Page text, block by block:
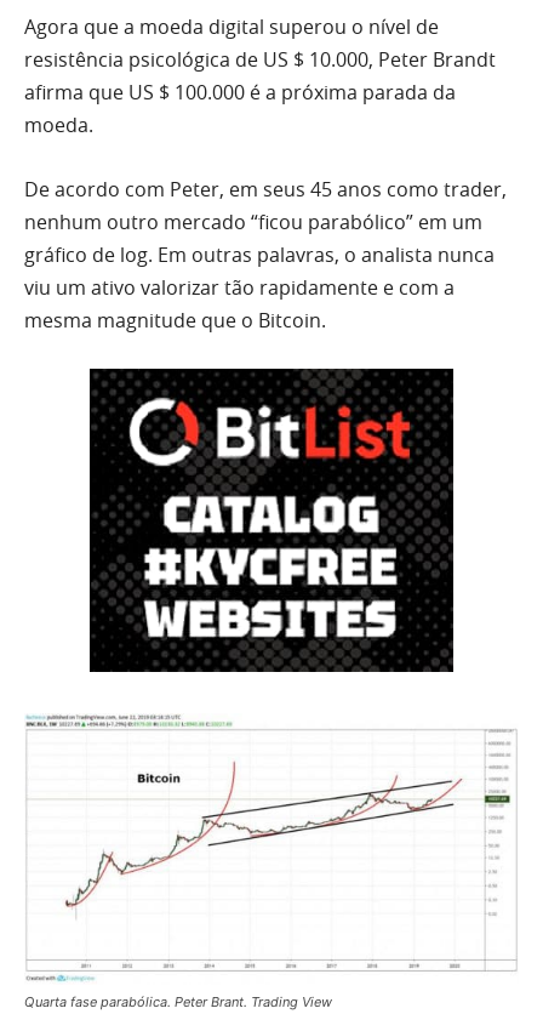
Agora que a moeda digital superou o nível de
resistência psicológica de US $ 10.000, Peter Brandt
afirma que US $ 100.000 é a próxima parada da
moeda.
De acordo com Peter, em seus 45 anos como trader,
nenhum outro mercado “ficou parabólico” em um
gráfico de log. Em outras palavras, o analista nunca
viu um ativo valorizar tão rapidamente e com a
mesma magnitude que o Bitcoin.
Quarta fase parabólica. Peter Brant. Trading View